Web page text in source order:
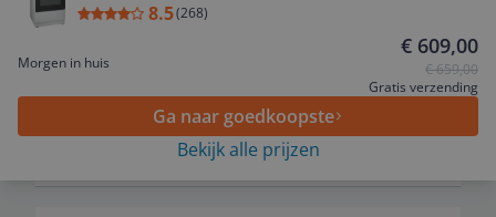
8.5(268)
Morgen in huis
€ 609,00
€ 659,00
Gratis verzending
Ga naar goedkoopste
Bekijk alle prijzen
Service